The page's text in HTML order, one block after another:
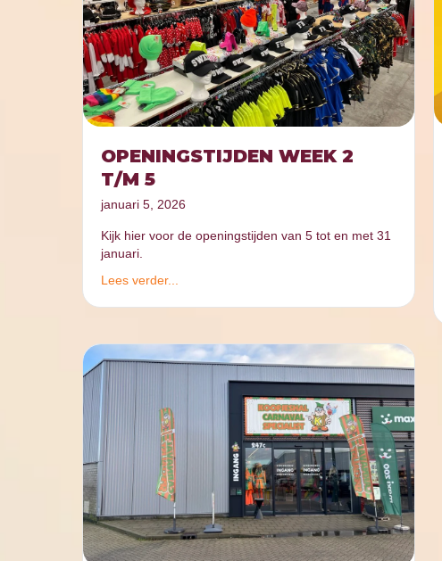
OPENINGSTIJDEN WEEK 2
T/M 5
januari 5, 2026
Kijk hier voor de openingstijden van 5 tot en met 31
januari.
Lees verder...